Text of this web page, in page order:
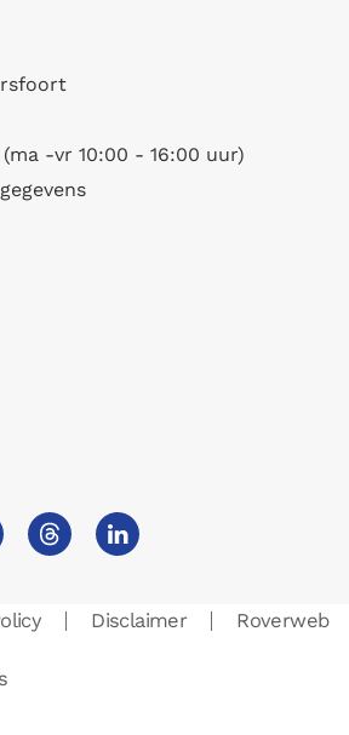
-vr 10:00 - 16:00 uur)
Disclaimer Roverweb